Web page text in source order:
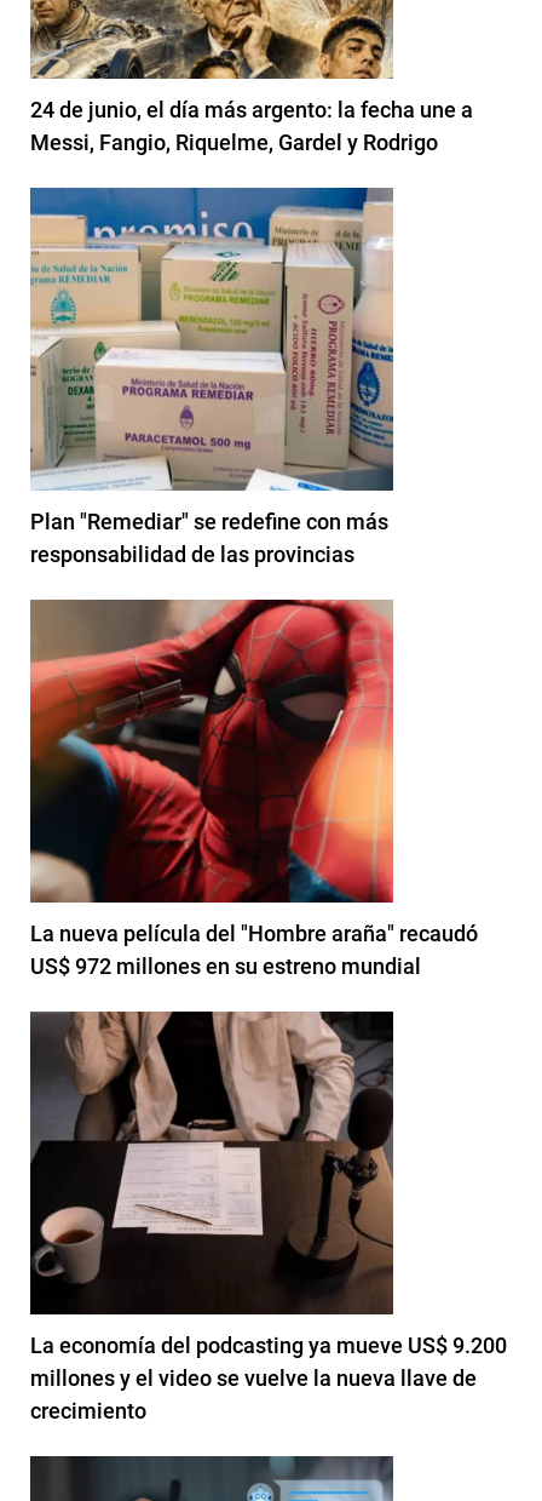
24 de junio, el día más argento: la fecha une a
Messi, Fangio, Riquelme, Gardel y Rodrigo
Plan "Remediar" se redefine con más
responsabilidad de las provincias
La nueva película del "Hombre araña" recaudó
US$ 972 millones en su estreno mundial
La economía del podcasting ya mueve US$ 9.200
millones y el video se vuelve la nueva llave de
crecimiento